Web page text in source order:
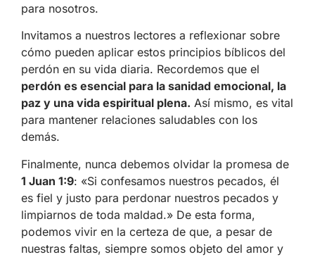
para nosotros.
Invitamos a nuestros lectores a reflexionar sobre
cómo pueden aplicar estos principios bíblicos del
perdón en su vida diaria. Recordemos que el
perdón es esencial para la sanidad emocional, la
paz y una vida espiritual plena. Así mismo, es vital
para mantener relaciones saludables con los
demás.
Finalmente, nunca debemos olvidar la promesa de
1 Juan 1:9: «Si confesamos nuestros pecados, él
es fiel y justo para perdonar nuestros pecados y
limpiarnos de toda maldad.» De esta forma,
podemos vivir en la certeza de que, a pesar de
nuestras faltas, siempre somos objeto del amor y